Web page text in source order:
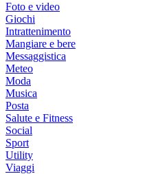
Foto e video
Giochi
Intrattenimento
Mangiare e bere
Messaggistica
Meteo
Moda
Musica
Posta
Salute e Fitness
Social
Sport
Utility
Viaggi